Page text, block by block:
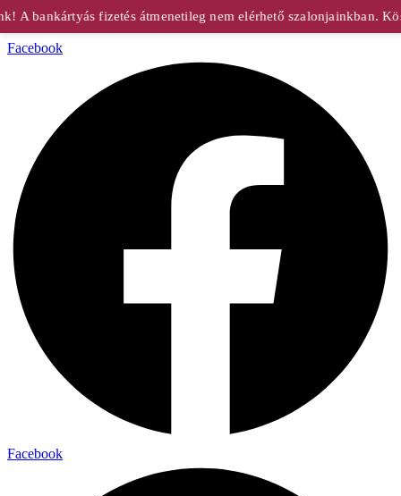
A bankártyás fizetés átmenetileg nem elérhető szalonjainkban.
Facebook
Facebook